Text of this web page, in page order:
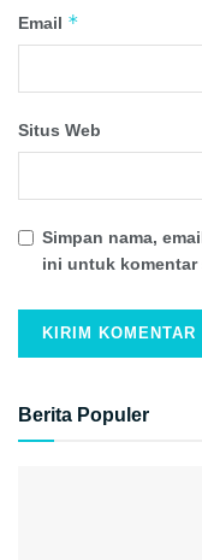
Email *
Situs Web
Simpan nama,
ini untuk komentar
Berita Populer